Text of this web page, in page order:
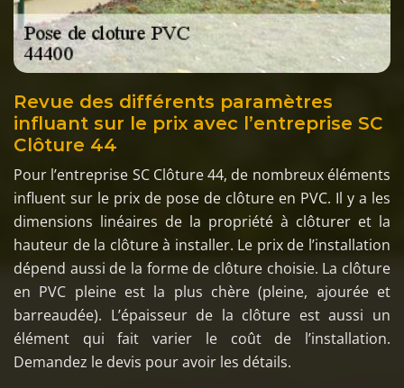
Revue des différents paramètres
influant sur le prix avec l’entreprise SC
Clôture 44
Pour l’entreprise SC Clôture 44, de nombreux éléments
influent sur le prix de pose de clôture en PVC. Il y a les
dimensions linéaires de la propriété à clôturer et la
hauteur de la clôture à installer. Le prix de l’installation
dépend aussi de la forme de clôture choisie. La clôture
en PVC pleine est la plus chère (pleine, ajourée et
barreaudée). L’épaisseur de la clôture est aussi un
élément qui fait varier le coût de l’installation.
Demandez le devis pour avoir les détails.